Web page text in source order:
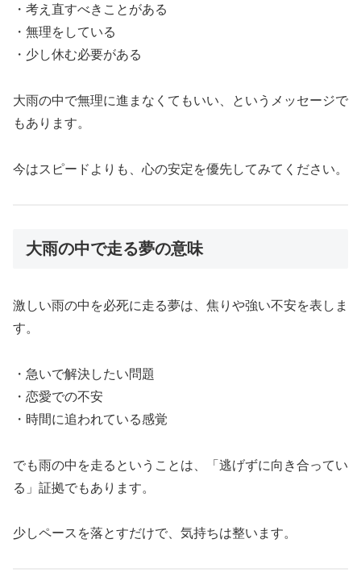
・考え直すべきことがある
・無理をしている
・少し休む必要がある
大雨の中で無理に進まなくてもいい、というメッセージで
もあります。
今はスピードよりも、心の安定を優先してみてください。
大雨の中で走る夢の意味
激しい雨の中を必死に走る夢は、焦りや強い不安を表しま
す。
・急いで解決したい問題
・恋愛での不安
・時間に追われている感覚
でも雨の中を走るということは、「逃げずに向き合ってい
る」証拠でもあります。
少しペースを落とすだけで、気持ちは整います。